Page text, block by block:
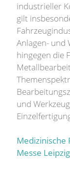
industrieller
gilt
Anlagen- und
hingegen die
und
Medizinische
Messe Leipzig